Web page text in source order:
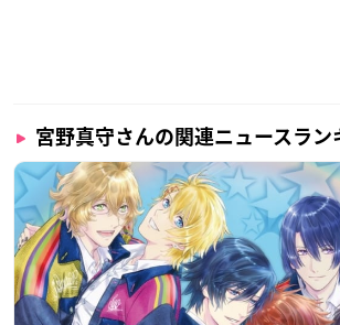
宮野真守さんの関連ニュースラン